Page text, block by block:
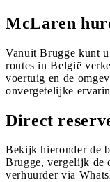
McLaren
Vanuit Brugge kunt
routes in België
voertuig en de
onvergetelijke
Direct
Bekijk hieronder de
Brugge, vergelijk de
verhuurder via